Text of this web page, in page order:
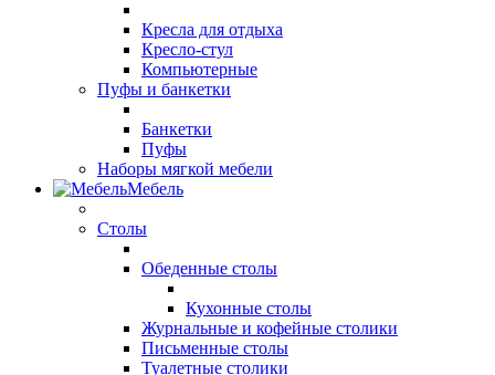
Кресла для отдыха
Кресло-стул
Компьютерные
Пуфы и банкетки
Банкетки
Пуфы
Наборы мягкой мебели
Мебель
Столы
Обеденные столы
Кухонные столы
Журнальные и кофейные столики
Письменные столы
Туалетные столики